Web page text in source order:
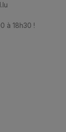
à 18h30 !